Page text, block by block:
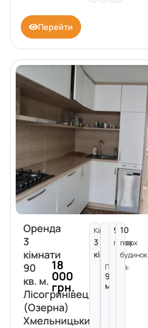
Перейти
Оренда
3
кімнати
90
кв. м.
Лісогринівецька
(Озерна)
Хмельницький
18
000
грн.
Кімнат:
3
кімнати
Площа:
90
м²
9
поверх
10
пов.
будинок